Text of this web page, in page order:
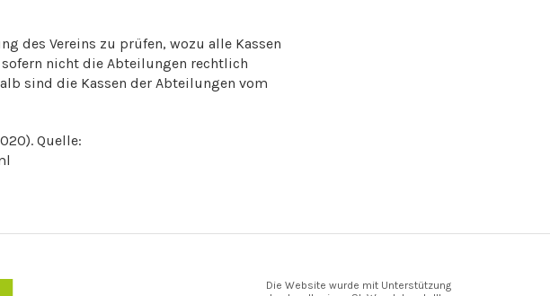
des Vereins zu prüfen, wozu alle Kassen
sofern nicht die Abteilungen rechtlich
sind die Kassen der Abteilungen vom
Quelle:
Die Website wurde mit Unterstützung